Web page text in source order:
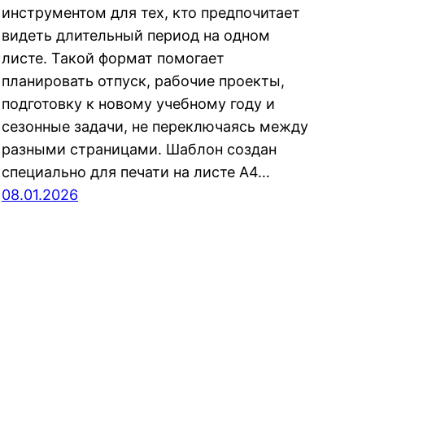
инструментом для тех, кто предпочитает
видеть длительный период на одном
листе. Такой формат помогает
планировать отпуск, рабочие проекты,
подготовку к новому учебному году и
сезонные задачи, не переключаясь между
разными страницами. Шаблон создан
специально для печати на листе А4…
08.01.2026